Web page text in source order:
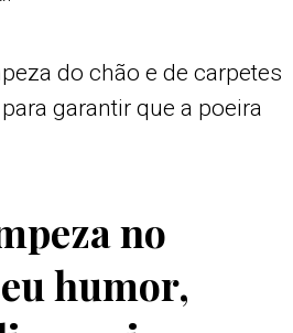
do chão e de carpetes
garantir que a poeira
no
humor,